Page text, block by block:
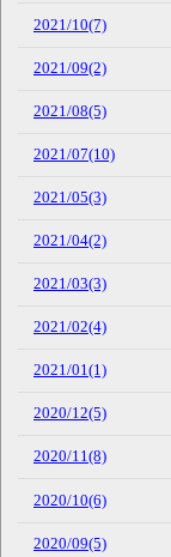
2021/10(7)
2021/09(2)
2021/08(5)
2021/07(10)
2021/05(3)
2021/04(2)
2021/03(3)
2021/02(4)
2021/01(1)
2020/12(5)
2020/11(8)
2020/10(6)
2020/09(5)